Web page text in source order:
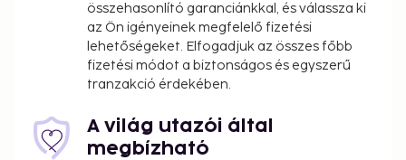
összehasonlító garanciánkkal, és válassza ki
az Ön igényeinek megfelelő fizetési
lehetőségeket. Elfogadjuk az összes főbb
fizetési módot a biztonságos és egyszerű
tranzakció érdekében.
A világ utazói által
megbízható